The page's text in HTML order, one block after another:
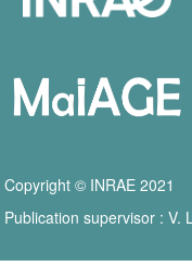
Copyright © INRAE 2021
Publication supervisor : V.